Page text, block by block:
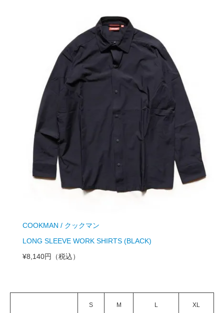
COOKMAN / クックマン
LONG SLEEVE WORK SHIRTS (BLACK)
¥8,140円
（税込）
S M L XL